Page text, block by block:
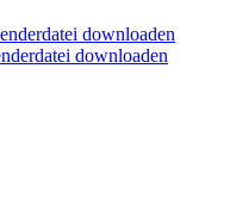
downloaden
downloaden